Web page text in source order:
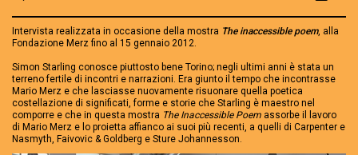
Intervista realizzata in occasione della mostra The inaccessible poem, alla
Fondazione Merz fino al 15 gennaio 2012.
Simon Starling conosce piuttosto bene Torino; negli ultimi anni è stata un
terreno fertile di incontri e narrazioni. Era giunto il tempo che incontrasse
Mario Merz e che lasciasse nuovamente risuonare quella poetica
costellazione di significati, forme e storie che Starling è maestro nel
comporre e che in questa mostra The Inaccessible Poem assorbe il lavoro
di Mario Merz e lo proietta affianco ai suoi più recenti, a quelli di Carpenter e
Nasmyth, Faivovic & Goldberg e Sture Johannesson.